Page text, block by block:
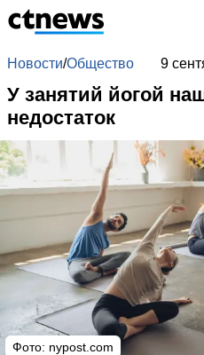
Новости/Общество 9
У занятий йогой
недостаток
Фото: nypost.com